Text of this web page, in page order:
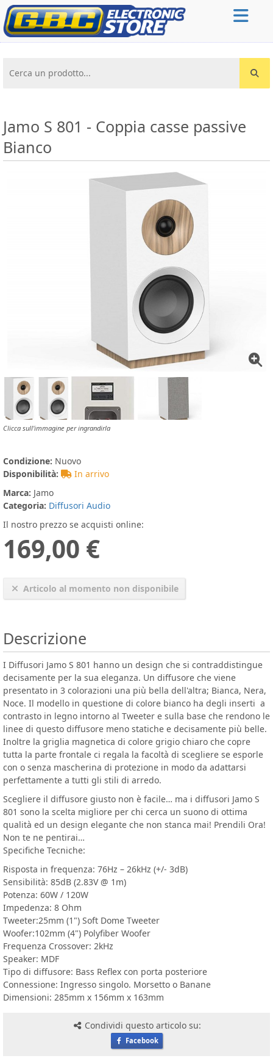
Cerca un prodotto...
Jamo S 801 - Coppia casse passive
Bianco
Clicca sull'immagine per ingrandirla
Condizione: Nuovo
Disponibilità:
In arrivo
Marca: Jamo
Categoria: Diffusori Audio
Il nostro prezzo se acquisti online:
169,00 €
Articolo al momento non disponibile
Descrizione
I Diffusori Jamo S 801 hanno un design che si contraddistingue
decisamente per la sua eleganza. Un diffusore che viene
presentato in 3 colorazioni una più bella dell'altra; Bianca, Nera,
Noce. Il modello in questione di colore bianco ha degli inserti a
contrasto in legno intorno al Tweeter e sulla base che rendono le
linee di questo diffusore meno statiche e decisamente più belle.
Inoltre la griglia magnetica di colore grigio chiaro che copre
tutta la parte frontale ci regala la facoltà di scegliere se esporle
con o senza mascherina di protezione in modo da adattarsi
perfettamente a tutti gli stili di arredo.
Scegliere il diffusore giusto non è facile… ma i diffusori Jamo S
801 sono la scelta migliore per chi cerca un suono di ottima
qualità ed un design elegante che non stanca mai! Prendili Ora!
Non te ne pentirai…
Specifiche Tecniche:
Risposta in frequenza: 76Hz – 26kHz (+/- 3dB)
Sensibilità: 85dB (2.83V @ 1m)
Potenza: 60W / 120W
Impedenza: 8 Ohm
Tweeter:25mm (1") Soft Dome Tweeter
Woofer:102mm (4") Polyfiber Woofer
Frequenza Crossover: 2kHz
Speaker: MDF
Tipo di diffusore: Bass Reflex con porta posteriore
Connessione: Ingresso singolo. Morsetto o Banane
Dimensioni: 285mm x 156mm x 163mm
Condividi questo articolo su:
Facebook